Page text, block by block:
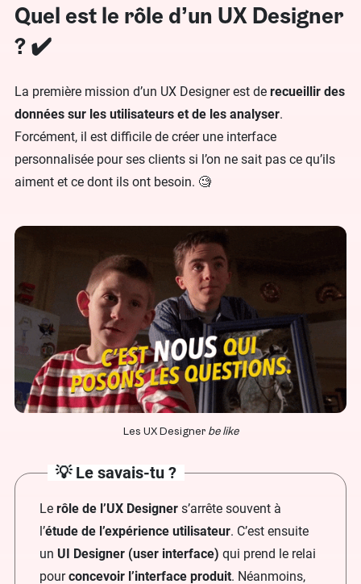
Quel est le rôle d’un UX Designer
? ✔️
La première mission d’un UX Designer est de recueillir des
données sur les utilisateurs et de les analyser.
Forcément, il est difficile de créer une interface
personnalisée pour ses clients si l’on ne sait pas ce qu’ils
aiment et ce dont ils ont besoin. 🧐
Les UX Designer be like
💡 Le savais-tu ?
Le rôle de l’UX Designer s’arrête souvent à
l’étude de l’expérience utilisateur. C’est ensuite
un UI Designer (user interface) qui prend le relai
pourconcevoir l’interface produit. Néanmoins,